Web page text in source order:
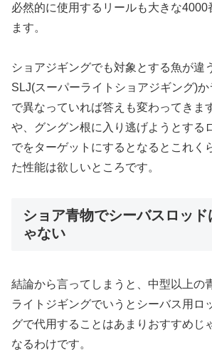
必然的に使用するリールも大きな4000
ます。
ショアジギングでも対象とする魚が違
SLJ(スーパーライトショアジギング)
で異なっていれば答えも変わってきま
や、グングン根に入り逃げようとする
でをターゲットにするとなるとこれく
た性能は欲しいところです。
ショア青物でシーバスロッド
ゃない
結論から言ってしまうと、中型以上の
ライトジギングでいうとシーバス用ロ
グで代用することはあまりおすすめじ
なるわけです。